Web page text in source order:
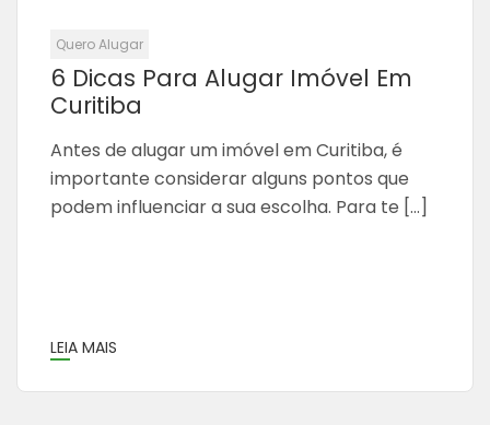
Quero Alugar
6 Dicas Para Alugar Imóvel Em
Curitiba
Antes de alugar um imóvel em Curitiba, é
importante considerar alguns pontos que
podem influenciar a sua escolha. Para te […]
LEIA MAIS